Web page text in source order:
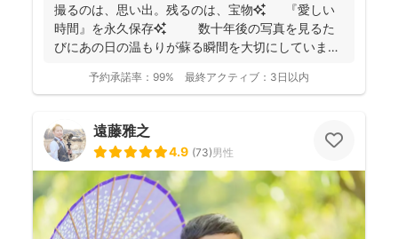
撮るのは、思い出。残るのは、宝物✨ 『愛しい
時間』を永久保存✨ 数十年後の写真を見るた
びにあの日の温もりが蘇る瞬間を大切にしています
予約承諾率： 99% 最終アクティブ： 3日以内
遠藤雅之
4.9 (73)男性